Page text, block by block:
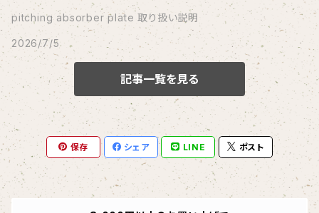
pitching absorber plate 取り扱い説明
2026/7/5
記事一覧を見る
保存 シェア LINE ポスト